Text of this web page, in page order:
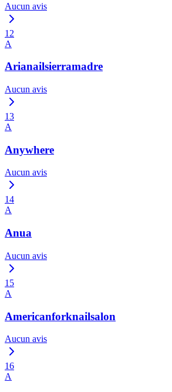
Aucun avis
12
A
Arianailsierramadre
Aucun avis
13
A
Anywhere
Aucun avis
14
A
Anua
Aucun avis
15
A
Americanforknailsalon
Aucun avis
16
A